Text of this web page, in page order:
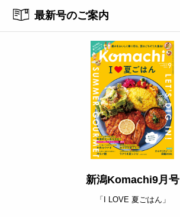
最新号のご案内
新潟Komachi9月号
「I LOVE 夏ごはん」